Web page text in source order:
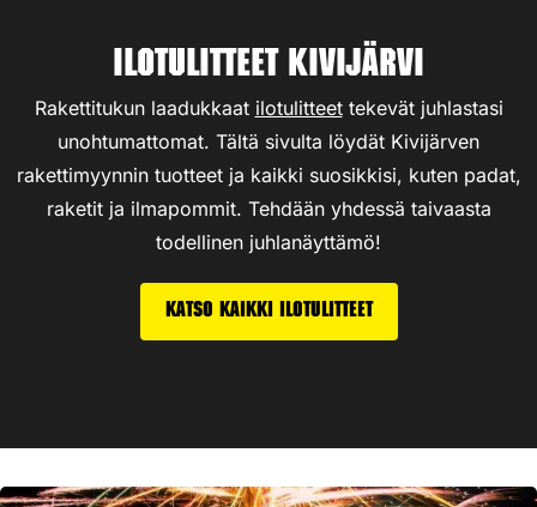
Ilotulitteet Kivijärvi
Rakettitukun laadukkaat ilotulitteettekevät juhlastasi
unohtumattomat. Tältä sivulta löydät Kivijärven
rakettimyynnin tuotteet ja kaikki suosikkisi, kuten padat,
raketit ja ilmapommit. Tehdään yhdessä taivaasta
todellinen juhlanäyttämö!
Katso kaikki ilotulitteet